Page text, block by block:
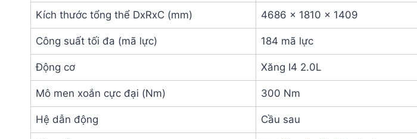
Kích thước tổng thể DxRxC (mm) 4686 x 1810 x 1409
Công suất tối đa (mã lực) 184 mã lực
Động cơ Xăng I4 2.0L
Mô men xoắn cực đại (Nm) 300 Nm
Hệ dẫn động Cầu sau